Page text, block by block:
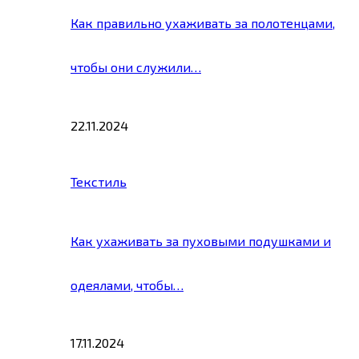
Как правильно ухаживать за полотенцами,
чтобы они служили…
22.11.2024
Текстиль
Как ухаживать за пуховыми подушками и
одеялами, чтобы…
17.11.2024